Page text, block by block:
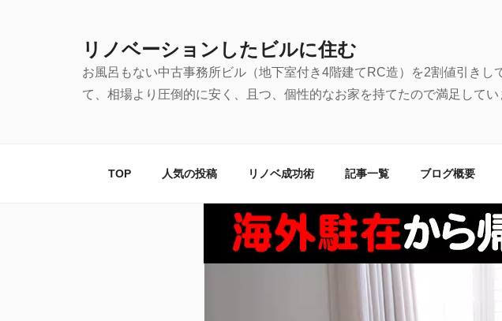
リノベーションしたビルに住む
お風呂もない中古事務所ビル（地下室付き4階建てRC造）を2割値引き
て、相場より圧倒的に安く、且つ、個性的なお家を持てたので満足してい
TOP 人気の投稿 リノベ成功術 記事一覧 ブログ概要